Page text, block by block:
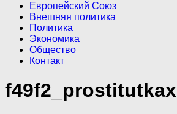
Европейский Союз
Внешняя политика
Политика
Экономика
Общество
Контакт
f49f2_prostitutkax